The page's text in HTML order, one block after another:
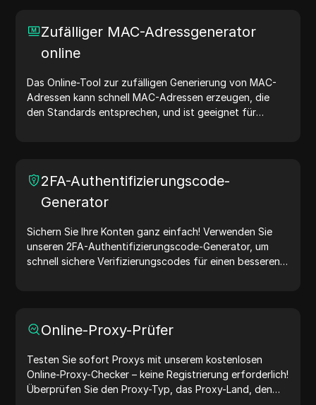
Geolokalisierung, Datenschutzprüfungen und mehr zu
generieren. Vereinfachen Sie Ihren Arbeitsablauf und
Sie jetzt IP-Adressen!
Zufälliger MAC-Adressgenerator
online
Das Online-Tool zur zufälligen Generierung von MAC-
Adressen kann schnell MAC-Adressen erzeugen, die
den Standards entsprechen, und ist geeignet für
2FA-Authentifizierungscode-
Generator
Sichern Sie Ihre Konten ganz einfach! Verwenden Sie
unseren 2FA-Authentifizierungscode-Generator, um
schnell sichere Verifizierungscodes für einen besseren
Online-Proxy-Prüfer
Testen Sie sofort Proxys mit unserem kostenlosen
Online-Proxy-Checker – keine Registrierung erforderlich!
Überprüfen Sie den Proxy-Typ, das Proxy-Land, den